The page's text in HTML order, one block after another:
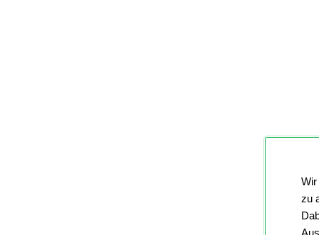
Wir
zu